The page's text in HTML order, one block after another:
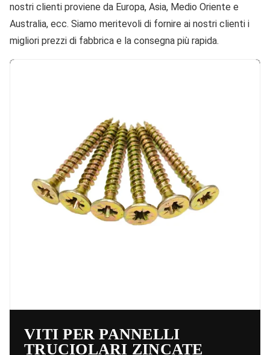
nostri clienti proviene da Europa, Asia, Medio Oriente e
Australia, ecc. Siamo meritevoli di fornire ai nostri clienti i
migliori prezzi di fabbrica e la consegna più rapida.
VITI PER PANNELLI
TRUCIOLARI ZINCATE